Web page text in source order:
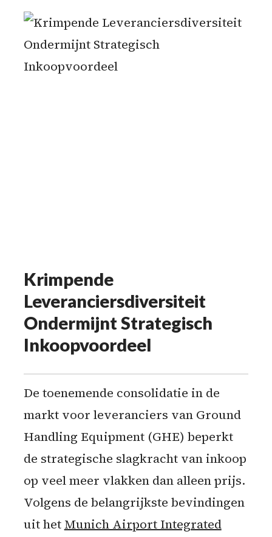
Krimpende
Leveranciersdiversiteit
Ondermijnt Strategisch
Inkoopvoordeel
De toenemende consolidatie in de
markt voor leveranciers van Ground
Handling Equipment (GHE) beperkt
de strategische slagkracht van inkoop
op veel meer vlakken dan alleen prijs.
Volgens de belangrijkste bevindingen
uit het Munich Airport Integrated